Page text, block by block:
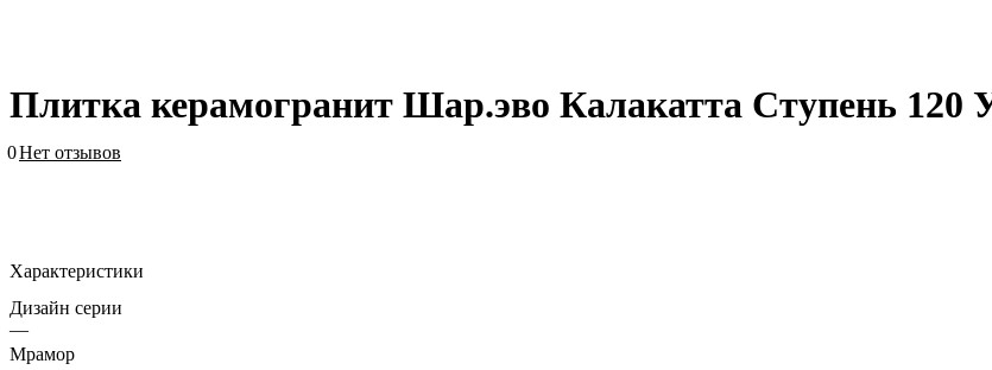
Плитка керамогранит Шар.эво Калакатта Ступень 120
0Нет отзывов
Характеристики
Дизайн серии
—
Мрамор